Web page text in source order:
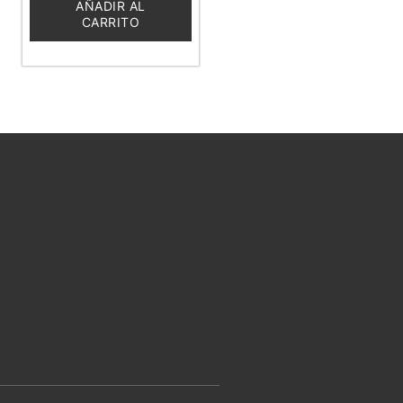
AÑADIR AL
CARRITO